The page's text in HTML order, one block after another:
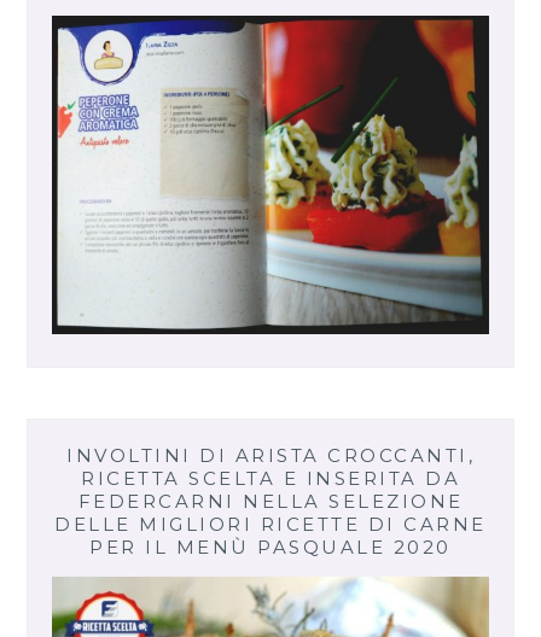
INVOLTINI DI ARISTA CROCCANTI,
RICETTA SCELTA E INSERITA DA
FEDERCARNI NELLA SELEZIONE
DELLE MIGLIORI RICETTE DI CARNE
PER IL MENÙ PASQUALE 2020